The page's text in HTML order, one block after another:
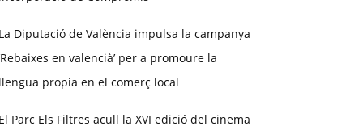
La Diputació de València impulsa la campanya
en valencià’ per a promoure la
llengua propia en el comerç local
El Parc Els Filtres acull la XVI edició del cinema